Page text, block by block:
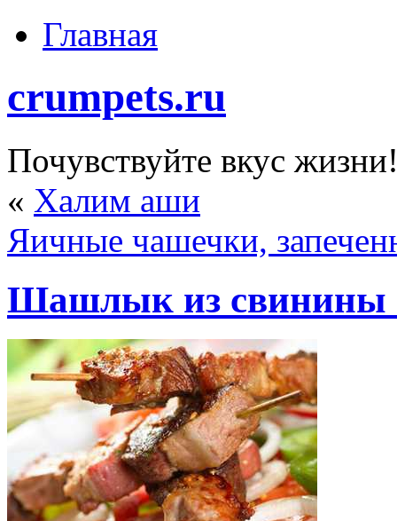
Главная
crumpets.ru
Почувствуйте вкус
« Халим аши
Яичные чашечки,
Шашлык из свинины